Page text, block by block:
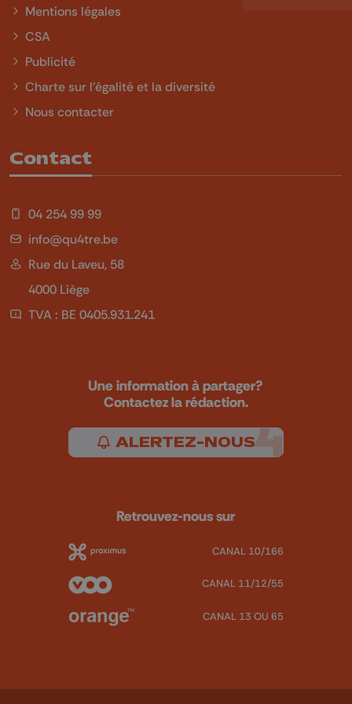
Mentions légales
CSA
Publicité
Charte sur l'égalité et la diversité
Nous contacter
Contact
04 254 99 99
info@qu4tre.be
Rue du Laveu, 58
4000 Liège
TVA : BE 0405.931.241
Une information à partager?
Contactez la rédaction.
ALERTEZ-NOUS
Retrouvez-nous sur
CANAL 10/166
CANAL 11/12/55
CANAL 13 OU 65